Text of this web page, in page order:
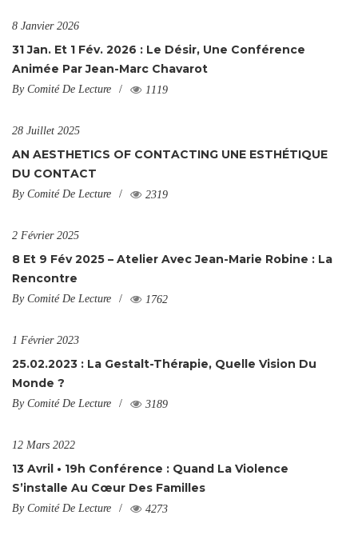
8 Janvier 2026
31 Jan. Et 1 Fév. 2026 : Le Désir, Une Conférence
Animée Par Jean-Marc Chavarot
By Comité De Lecture 1119
28 Juillet 2025
AN AESTHETICS OF CONTACTING UNE ESTHÉTIQUE
DU CONTACT
By Comité De Lecture 2319
2 Février 2025
8 Et 9 Fév 2025 – Atelier Avec Jean-Marie Robine : La
Rencontre
By Comité De Lecture 1762
1 Février 2023
25.02.2023 : La Gestalt-Thérapie, Quelle Vision Du
Monde ?
By Comité De Lecture 3189
12 Mars 2022
13 Avril • 19h Conférence : Quand La Violence
S’installe Au Cœur Des Familles
By Comité De Lecture 4273